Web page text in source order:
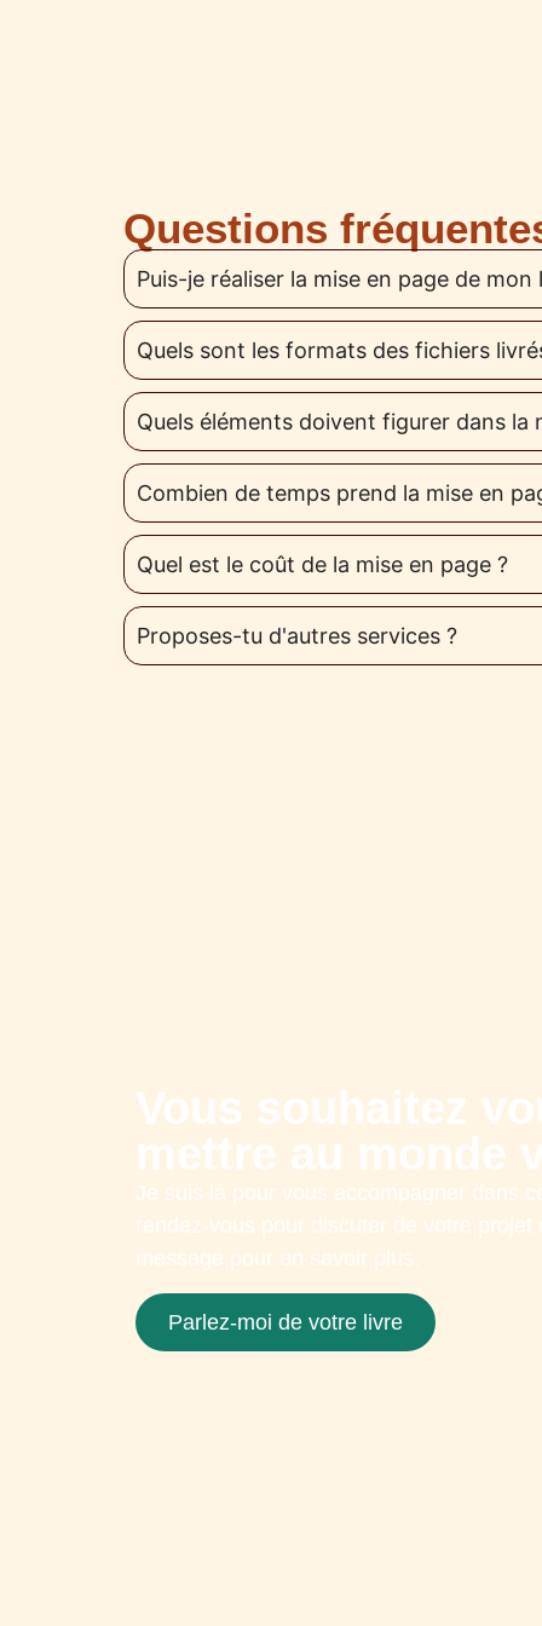
Questions
Puis-je réaliser la mise en page de mon
Quels sont les formats des fichiers
Quels éléments doivent figurer dans la
Combien de temps prend la mise en
Quel est le coût de la mise en page ?
Proposes-tu d'autres services ?
Vous souhaitez
mettre au monde
Je suis là pour vous accompagner dans
rendez-vous pour discuter de votre projet
message pour en savoir plus.
Parlez-moi de votre livre